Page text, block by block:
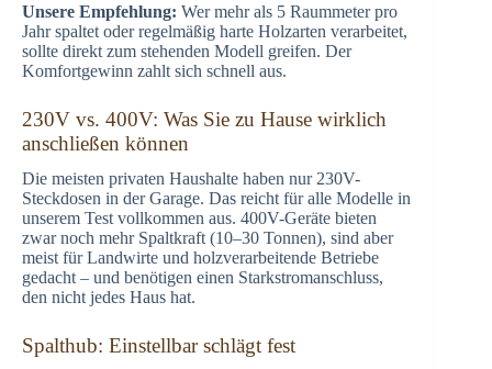
Unsere Empfehlung: Wer mehr als 5 Raummeter pro
Jahr spaltet oder regelmäßig harte Holzarten verarbeitet,
sollte direkt zum stehenden Modell greifen. Der
Komfortgewinn zahlt sich schnell aus.
230V vs. 400V: Was Sie zu Hause wirklich
anschließen können
Die meisten privaten Haushalte haben nur 230V-
Steckdosen in der Garage. Das reicht für alle Modelle in
unserem Test vollkommen aus. 400V-Geräte bieten
zwar noch mehr Spaltkraft (10–30 Tonnen), sind aber
meist für Landwirte und holzverarbeitende Betriebe
gedacht – und benötigen einen Starkstromanschluss,
den nicht jedes Haus hat.
Spalthub: Einstellbar schlägt fest